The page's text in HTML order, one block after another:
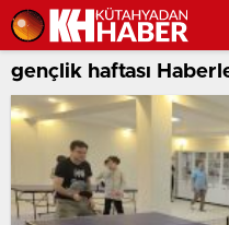
gençlik haftası